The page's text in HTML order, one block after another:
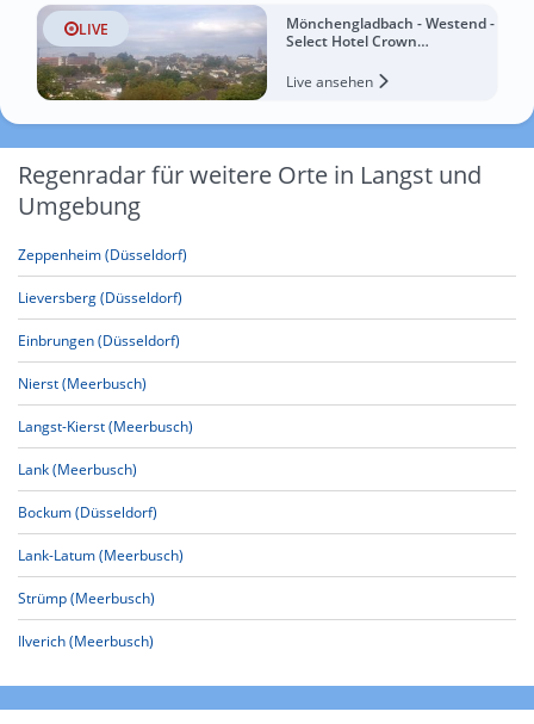
LIVE
Mönchengladbach - Westend -
Select Hotel Crown
Live ansehen
Regenradar für weitere Orte in Langst und
Umgebung
Zeppenheim (Düsseldorf)
Lieversberg (Düsseldorf)
Einbrungen (Düsseldorf)
Nierst (Meerbusch)
Langst-Kierst (Meerbusch)
Lank (Meerbusch)
Bockum (Düsseldorf)
Lank-Latum (Meerbusch)
Strümp (Meerbusch)
Ilverich (Meerbusch)